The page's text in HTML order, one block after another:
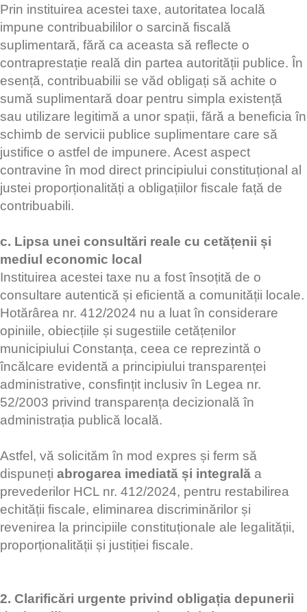
Prin instituirea acestei taxe, autoritatea locală
impune contribuabililor o sarcină fiscală
suplimentară, fără ca aceasta să reflecte o
contraprestație reală din partea autorității publice. În
esență, contribuabilii se văd obligați să achite o
sumă suplimentară doar pentru simpla existență
sau utilizare legitimă a unor spații, fără a beneficia în
schimb de servicii publice suplimentare care să
justifice o astfel de impunere. Acest aspect
contravine în mod direct principiului constituțional al
justei proporționalități a obligațiilor fiscale față de
contribuabili.
c. Lipsa unei consultări reale cu cetățenii și
mediul economic local
Instituirea acestei taxe nu a fost însoțită de o
consultare autentică și eficientă a comunității locale.
Hotărârea nr. 412/2024 nu a luat în considerare
opiniile, obiecțiile și sugestiile cetățenilor
municipiului Constanța, ceea ce reprezintă o
încălcare evidentă a principiului transparenței
administrative, consfințit inclusiv în Legea nr.
52/2003 privind transparența decizională în
administrația publică locală.
Astfel, vă solicităm în mod expres și ferm să
dispuneți abrogarea imediată și integrală a
prevederilor HCL nr. 412/2024, pentru restabilirea
echității fiscale, eliminarea discriminărilor și
revenirea la principiile constituționale ale legalității,
proporționalității și justiției fiscale.
2. Clarificări urgente privind obligația depunerii